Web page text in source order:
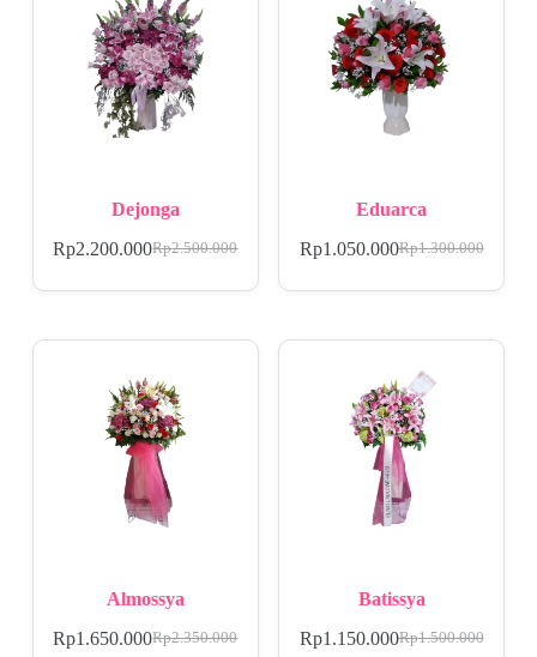
Dejonga
Rp2.500.000
Rp2.200.000
Eduarca
Rp1.300.000
Rp1.050.000
Almossya
Rp2.350.000
Rp1.650.000
Batissya
Rp1.500.000
Rp1.150.000